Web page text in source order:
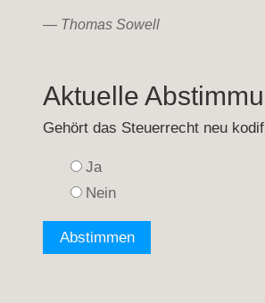
— Thomas Sowell
Aktuelle
Gehört das Steuerrecht neu
Ja
Nein